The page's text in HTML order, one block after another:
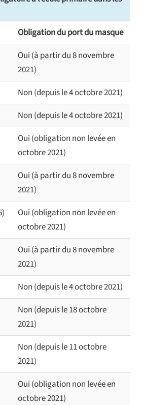
Obligation du port du masque
Oui (à partir du 8 novembre
2021)
Non (depuis le 4 octobre 2021)
Non (depuis le 4 octobre 2021)
Oui (obligation non levée en
octobre 2021)
Oui (à partir du 8 novembre
2021)
Oui (obligation non levée en
octobre 2021)
Oui (à partir du 8 novembre
2021)
Non (depuis le 4 octobre 2021)
Non (depuis le 18 octobre
2021)
Non (depuis le 11 octobre
2021)
Oui (obligation non levée en
octobre 2021)